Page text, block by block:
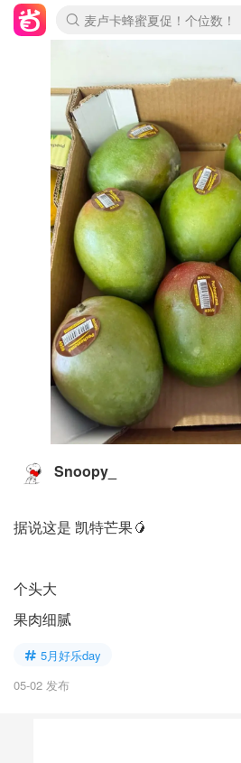
Prada/Miu 4.8折！
Snoopy_
据说这是 凯特芒果🥭
个头大
果肉细腻
5月好乐day
05-02 发布